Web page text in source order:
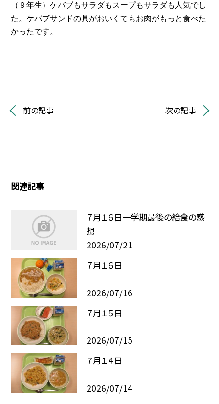
（９年生）ケバブもサラダもスープもサラダも人気でし
た。ケバブサンドの具がおいくてもお肉がもっと食べた
かったです。
前の記事 次の記事
関連記事
７月１６日一学期最後の給食の感
想
2026/07/21
７月１６日
2026/07/16
７月１５日
2026/07/15
７月１４日
2026/07/14